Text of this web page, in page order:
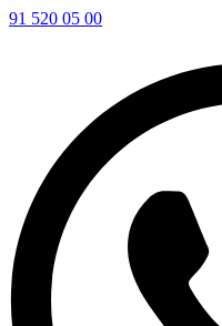
91 520 05 00